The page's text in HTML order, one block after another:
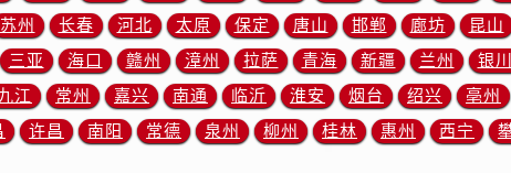
茄售后服务中心（需提前预约）
洛街欧米茄售后服务中心（需提前预约）
街欧米茄售后服务中心（需提前预约）
欧米茄售后服务中心（需提前预约）
欧米茄售后服务中心（需提前预约）
苏州 长春 河北 太原 保定 唐山 邯郸 廊坊 昆山
三亚 海口 赣州 漳州 拉萨 青海 新疆 兰州 银川
江 常州 嘉兴 南通 临沂 淮安 烟台 绍兴 亳州
许昌 南阳 常德 泉州 柳州 桂林 惠州 西宁